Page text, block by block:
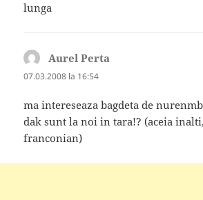
lunga
Aurel Perta
07.03.2008 la 16:54
ma intereseaza bagdeta de
dak sunt la noi in tara!? (aceia
franconian)